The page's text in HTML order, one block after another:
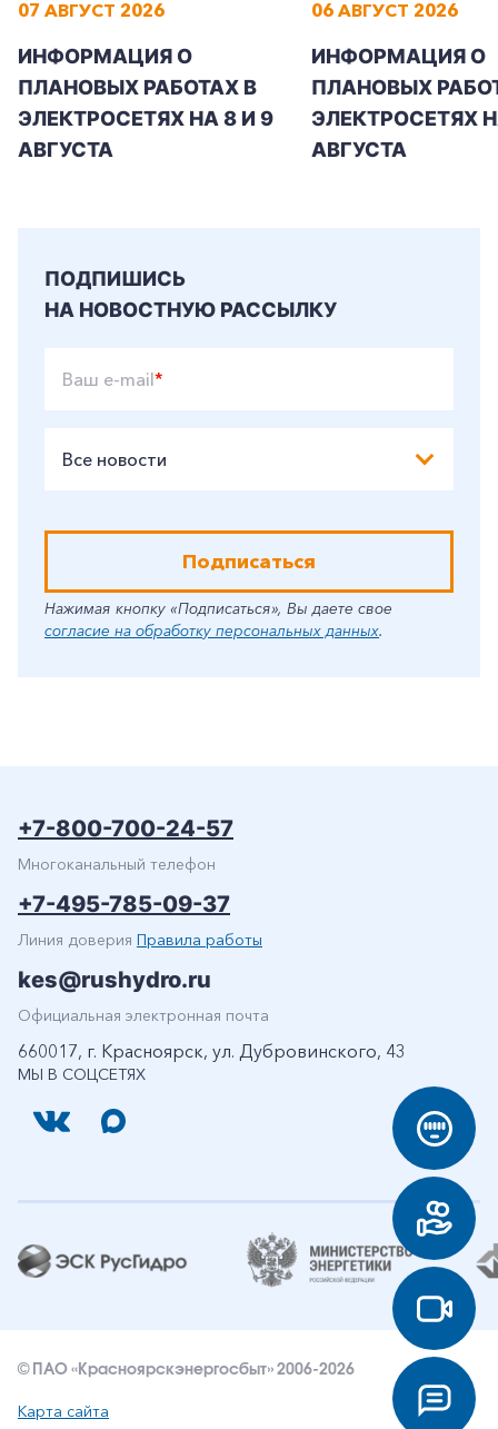
07 АВГУСТ 2026
ИНФОРМАЦИЯ О
ПЛАНОВЫХ РАБОТАХ В
ЭЛЕКТРОСЕТЯХ НА 8 И 9
АВГУСТА
06 АВГУСТ 2026
ИНФОРМАЦИЯ О
ПЛАНОВЫХ
ЭЛЕКТРОСЕТЯХ
АВГУСТА
ПОДПИШИСЬ
НА НОВОСТНУЮ РАССЫЛКУ
Ваш e-mail*
Все новости
Подписаться
Нажимая кнопку «Подписаться», Вы даете свое
согласие на обработку персональных данных.
МЫ В СОЦСЕТЯХ
+7-800-700-24-57
Многоканальный телефон
+7-495-785-09-37
Линия доверия Правила работы
kes@rushydro.ru
Официальная электронная почта
660017, г. Красноярск, ул. Дубровинского, 43
© ПАО «Красноярскэнергосбыт» 2006-2026
Карта сайта